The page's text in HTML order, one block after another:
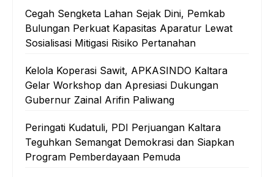
Cegah Sengketa Lahan Sejak Dini, Pemkab
Bulungan Perkuat Kapasitas Aparatur Lewat
Sosialisasi Mitigasi Risiko Pertanahan
Kelola Koperasi Sawit, APKASINDO Kaltara
Gelar Workshop dan Apresiasi Dukungan
Gubernur Zainal Arifin Paliwang
Peringati Kudatuli, PDI Perjuangan Kaltara
Teguhkan Semangat Demokrasi dan Siapkan
Program Pemberdayaan Pemuda